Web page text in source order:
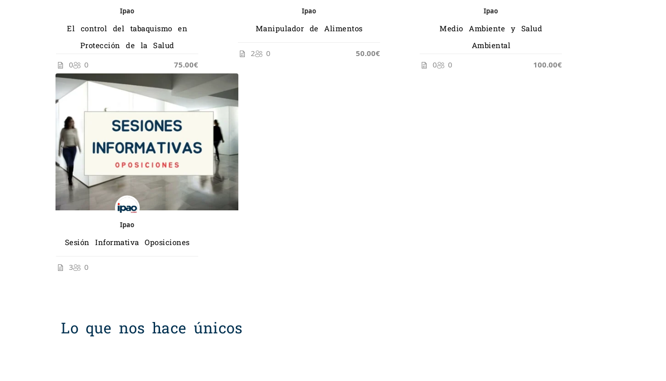
Ipao
El control del tabaquismo en
Protección de la Salud
0
0 75.00€
Ipao
Manipulador de Alimentos
2 0 50.00€
Ipao
Medio Ambiente y Salud
Ambiental
0
0 100.00€
Ipao
Sesión Informativa Oposiciones
3 0
Lo que nos hace únicos